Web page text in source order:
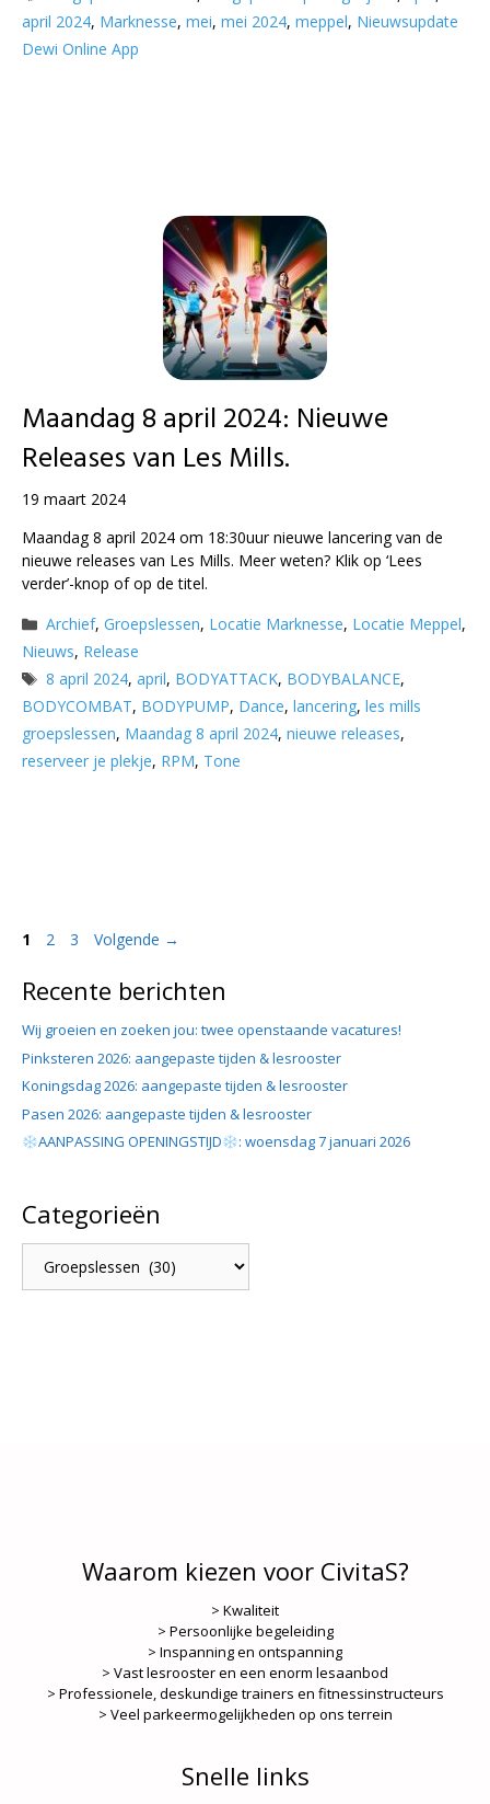
april 2024, Marknesse, mei, mei 2024, meppel, Nieuwsupdate
Dewi Online App
Maandag 8 april 2024: Nieuwe
Releases van Les Mills.
19 maart 2024
Maandag 8 april 2024 om 18:30uur nieuwe lancering van de
nieuwe releases van Les Mills. Meer weten? Klik op ‘Lees
verder’-knop of op de titel.
Categorieën
Archief,Groepslessen, Locatie Marknesse, Locatie Meppel,
Nieuws, Release
Tags
8 april 2024,april, BODYATTACK, BODYBALANCE,
BODYCOMBAT, BODYPUMP, Dance, lancering, les mills
groepslessen, Maandag 8 april 2024, nieuwe releases,
reserveer je plekje, RPM, Tone
Pagina
1 Pagina
2 Pagina
3 Volgende →
Recente berichten
Wij groeien en zoeken jou: twee openstaande vacatures!
Pinksteren 2026: aangepaste tijden & lesrooster
Koningsdag 2026: aangepaste tijden & lesrooster
Pasen 2026: aangepaste tijden & lesrooster
AANPASSING OPENINGSTIJD
: woensdag 7 januari 2026
Categorieën
Waarom kiezen voor CivitaS?
> Kwaliteit
> Persoonlijke begeleiding
> Inspanning en ontspanning
> Vast lesrooster en een enorm lesaanbod
> Professionele, deskundige trainers en fitnessinstructeurs
> Veel parkeermogelijkheden op ons terrein
Snelle links